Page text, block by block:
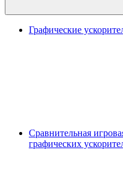
Графические
Сравнительная
графических